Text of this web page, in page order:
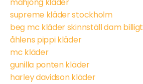
mahjong kläder
supreme kläder stockholm
beg mc kläder skinnställ dam billigt
åhlens pippi kläder
mc kläder
gunilla ponten kläder
harley davidson kläder